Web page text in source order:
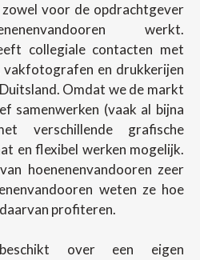
voor de opdrachtgever
werkt.
collegiale contacten met
en drukkerijen
Omdat we de markt
samenwerken (vaak al bijna
verschillende grafische
en flexibel werken mogelijk.
hoenenenvandooren zeer
weten ze hoe
profiteren.
beschikt over een eigen